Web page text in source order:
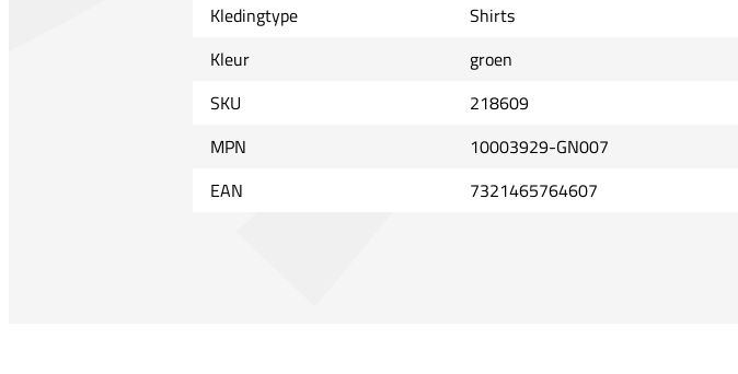
Kledingtype
Shirts
Kleur
groen
SKU
218609
MPN
10003929-GN007
EAN
7321465764607